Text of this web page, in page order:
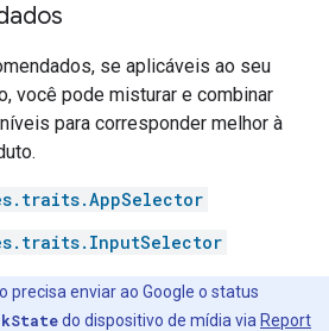
se aplicáveis ao seu
você pode misturar e combinar
para corresponder melhor à
precisa enviar ao Google o status
do dispositivo de mídia via Report